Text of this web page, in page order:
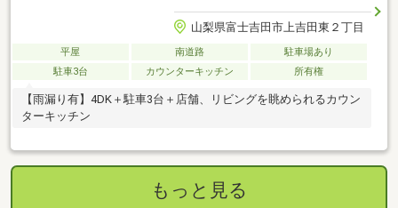
山梨県富士吉田市上吉田東２丁目
平屋 南道路
駐車場あり
駐車3台
カウンターキッチン 所有権
【雨漏り有】4DK＋駐車3台＋店舗、リビングを眺められるカウン
ターキッチン
もっと見る